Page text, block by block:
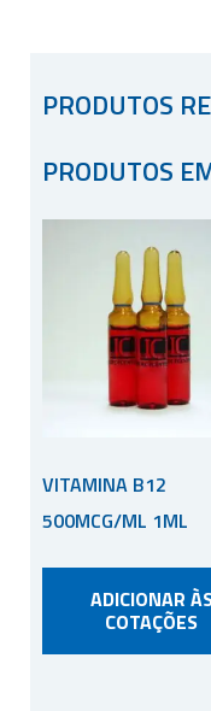
PRODUTOS
PRODUTOS
VITAMINA B12
500MCG/ML 1ML
ADICIONAR
COTAÇÕES